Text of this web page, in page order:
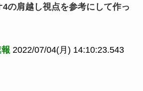
の肩越し視点を参考にして作っ
2022/07/04(月) 14:10:23.543